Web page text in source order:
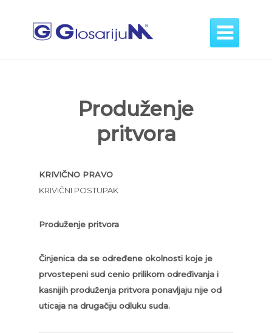

Produženje
pritvora
KRIVIČNO PRAVO
KRIVIČNI POSTUPAK
Produženje pritvora
Činjenica da se određene okolnosti koje je
prvostepeni sud cenio prilikom određivanja i
kasnijih produženja pritvora ponavljaju nije od
uticaja na drugačiju odluku suda.